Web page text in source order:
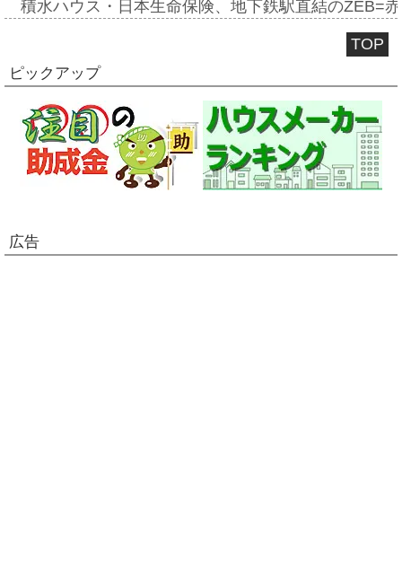
積水ハウス・日本生命保険、地下鉄駅直結のZEB=
TOP
ピックアップ
広告